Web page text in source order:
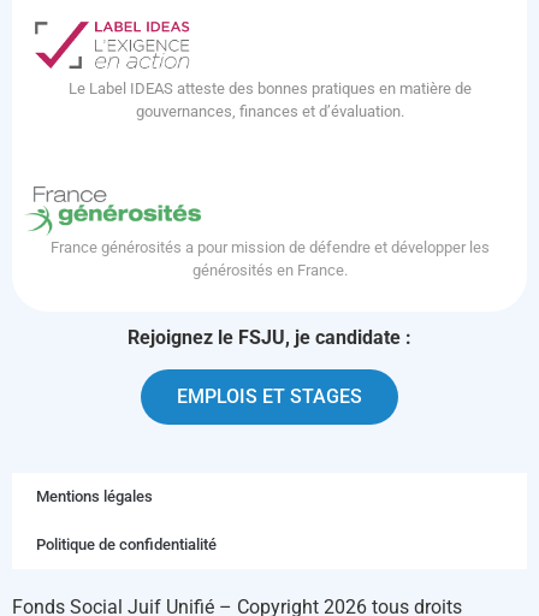
Le Label IDEAS atteste des bonnes pratiques en matière de
gouvernances, finances et d’évaluation.
France générosités a pour mission de défendre et développer les
générosités en France.
Rejoignez le FSJU, je candidate :
EMPLOIS ET STAGES
Mentions légales
Politique de confidentialité
Fonds Social Juif Unifié – Copyright 2026 tous droits